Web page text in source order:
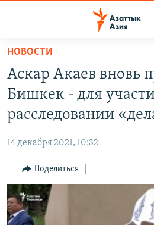
Вернуться
основному
содержанию
главной
навигации
Вернутся
поиску
КАЗАХСТАН
ТАДЖИКИСТАН
НОВОСТИ
ҚАЗАҚША
КЫРГЫЗЧА
ЎЗБЕКЧА
ТОҶИКӢ
Все сайты РСЕ/РС
НОВОСТИ
Аскар Акаев вновь
Бишкек - для
расследовании
14 декабря 2021, 10:32
Поделиться